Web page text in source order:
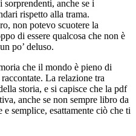
anche se i
rispetto alla trama.
non potevo scuotere la
di essere qualcosa che non è
po’ deluso.
che il mondo è pieno di
La relazione tra
storia, e si capisce che la pdf
anche se non sempre libro da
semplice, esattamente ciò che ti